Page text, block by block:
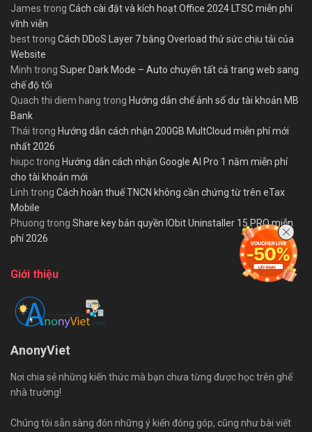
James trong Cách cài đặt và kích hoạt Office 2024 LTSC miễn phí
vĩnh viễn
besttrong Cách DDoS Layer 7 bằng Overload thử sức chịu tải của
Website
Minh trong Super Dark Mode – Auto chuyển tất cả trang web sang
chế độ tối
Quach thi diem hang trong Hướng dẫn chế ảnh số dư tài khoản MB
Bank
Thái trong Hướng dẫn cách nhận 200GB MultCloud miễn phí mới
nhất 2026
hiupctrong Hướng dẫn cách nhận Google AI Pro 1 năm miễn phí
cho tài khoản mới
Linh trong Cách hoàn thuế TNCN không cần chứng từ trên eTax
Mobile
Phuong trong Share key bản quyền IObit Uninstaller 15 PRO miễn
phí 2026
Giới thiệu
AnonyViet
Nơi chia sẻ những kiến thức mà bạn chưa từng được học trên ghế
nhà trường!
Chúng tôi sẵn sàng đón những ý kiến đóng góp, cũng như bài viết